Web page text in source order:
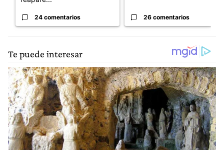
24 comentarios 26 comentarios